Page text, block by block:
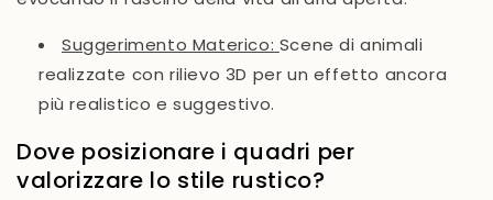
Suggerimento Materico: Scene di animali
realizzate con rilievo 3D per un effetto ancora
più realistico e suggestivo.
Dove posizionare i quadri per
valorizzare lo stile rustico?